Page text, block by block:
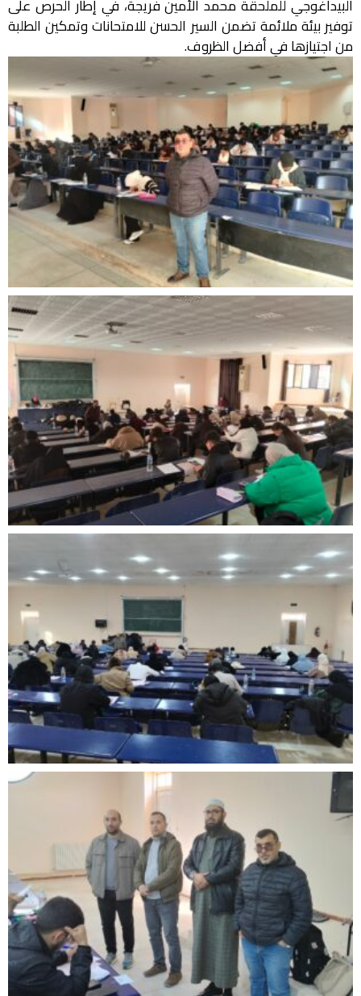
البيداغوجي للملحقة محمد الأمين فريجة، في إطار الحرص على
توفير بيئة ملائمة تضمن السير الحسن للامتحانات وتمكين الطلبة
من اجتيازها في أفضل الظروف.